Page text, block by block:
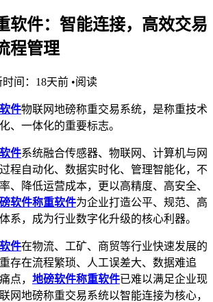
软件：智能连接，高效交易
程管理
时间：18天前 •阅读
件物联网地磅称重交易系统，是称重技术
、一体化的重要标志。
件系统融合传感器、物联网、计算机与网
程自动化、数据实时化、管理智能化，不
、降低运营成本，更以高精度、高安全、
软件称重软件为企业打造公平、规范、高
系，成为行业数字化升级的核心利器。
件在物流、工矿、商贸等行业快速发展的
存在流程繁琐、人工误差大、数据难追
点， 地磅软件称重软件已难以满足企业现
网地磅称重交易系统以智能连接为核心，